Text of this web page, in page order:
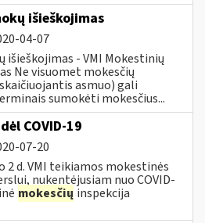
išieškojimas
04-07
išieškojimas - VMI Mokestinių
Ne visuomet mokesčių
asmuo) gali
sumokėti mokesčius...
COVID-19
07-20
2 d. VMI teikiamos mokestinės
nukentėjusiam nuo COVID-
mokesčių inspekcija